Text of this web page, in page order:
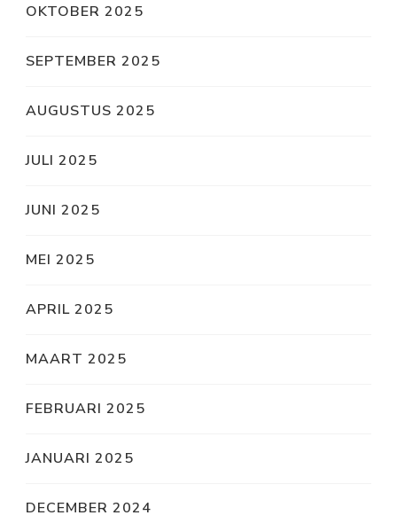
OKTOBER 2025
SEPTEMBER 2025
AUGUSTUS 2025
JULI 2025
JUNI 2025
MEI 2025
APRIL 2025
MAART 2025
FEBRUARI 2025
JANUARI 2025
DECEMBER 2024